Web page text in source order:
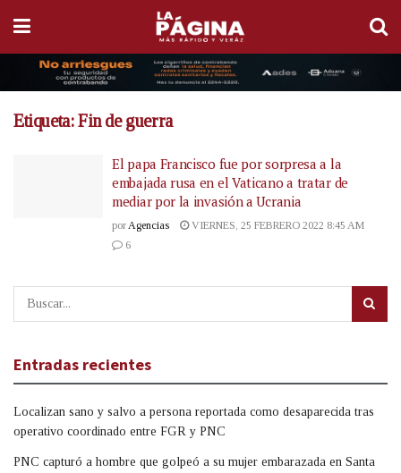
Etiqueta:Fin de guerra
El papa Francisco fue por sorpresa a la
embajada rusa en el Vaticano a tratar de
mediar por la invasión a Ucrania
por Agencias
VIERNES, 25 FEBRERO 2022 8:45 AM
6
Entradas recientes
Localizan sano y salvo a persona reportada como desaparecida tras
operativo coordinado entre FGR y PNC
PNC capturó a hombre que golpeó a su mujer embarazada en Santa